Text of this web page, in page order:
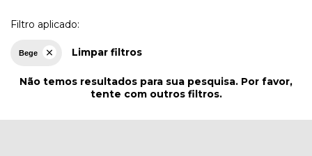
Filtro aplicado:
Bege Limpar filtros
Não temos resultados para sua pesquisa. Por favor,
tente com outros filtros.